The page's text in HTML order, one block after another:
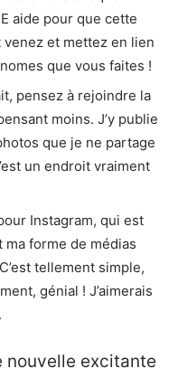
aide pour que cette
venez et mettez en lien
que vous faites !
pensez à rejoindre la
moins. J’y publie
que je ne partage
un endroit vraiment
Instagram, qui est
forme de médias
tellement simple,
génial ! J’aimerais
nouvelle excitante